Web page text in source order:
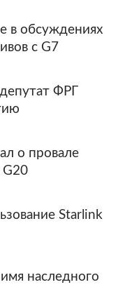
в обсуждениях
с G7
ФРГ
о провале
G20
Starlink
наследного